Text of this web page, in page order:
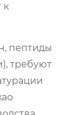
к
пептиды
требуют